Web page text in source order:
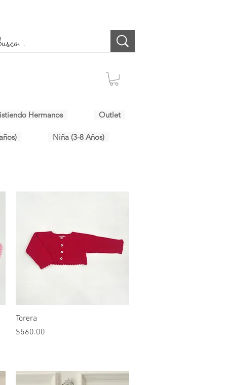
Hermanos Outlet
Niña (3-8 Años)
Torera
Precio
$560.00